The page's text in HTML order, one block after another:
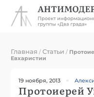
Главная /Статьи /
Евхаристии
19 ноября, 2013
Протоиерей